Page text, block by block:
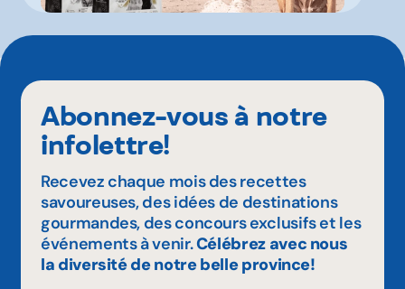
Abonnez-vous à notre
infolettre!
Recevez chaque mois des recettes
savoureuses, des idées de destinations
gourmandes, des concours exclusifs et les
événements à venir.Célébrez avec nous
la diversité de notre belle province!